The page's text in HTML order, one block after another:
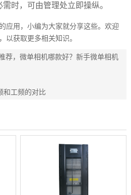
时，可由管理处立即操纵。
应用，小编为大家就分享这些。欢迎
以获取更多相关知识。
荐，微单相机哪款好？新手微单相机
和工频的对比